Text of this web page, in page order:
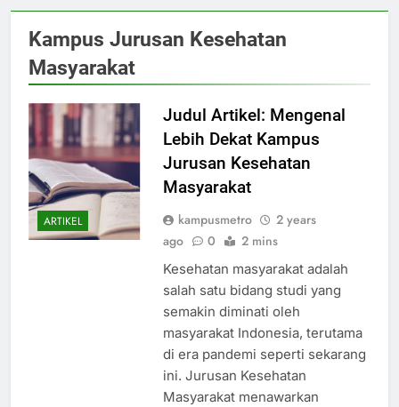
Kampus Jurusan Kesehatan
Masyarakat
ARTIKEL
Judul Artikel: Mengenal
Lebih Dekat Kampus
Jurusan Kesehatan
Masyarakat
kampusmetro
2 years
ago
0 2 mins
Kesehatan masyarakat adalah
salah satu bidang studi yang
semakin diminati oleh
masyarakat Indonesia, terutama
di era pandemi seperti sekarang
ini. Jurusan Kesehatan
Masyarakat menawarkan